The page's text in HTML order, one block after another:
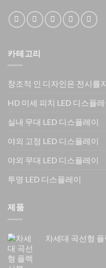
카테고리
창조적 인 디자인은 전시를
HD 미세 피치 LED 디스플레
실내 무대 LED 디스플레이
야외 고정 LED 디스플레이
야외 무대 LED 디스플레이
투명 LED 디스플레이
제품
차세대 곡선형